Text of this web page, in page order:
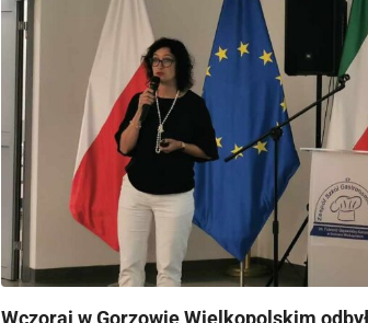
Wczoraj w Gorzowie Wielkopolskim